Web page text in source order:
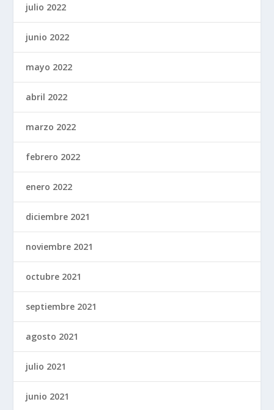
julio 2022
junio 2022
mayo 2022
abril 2022
marzo 2022
febrero 2022
enero 2022
diciembre 2021
noviembre 2021
octubre 2021
septiembre 2021
agosto 2021
julio 2021
junio 2021